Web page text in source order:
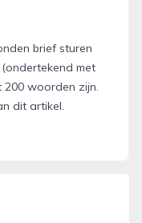
brief sturen
met
woorden zijn.
dit artikel.